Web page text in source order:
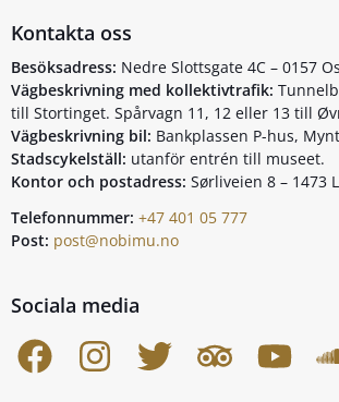
Kontakta oss
Besöksadress: Nedre Slottsgate 4C – 0157
Vägbeskrivning med kollektivtrafik:
till Stortinget. Spårvagn 11, 12 eller 13 till
Vägbeskrivning bil: Bankplassen P-hus,
Stadscykelställ: utanför entrén till museet.
Kontor och postadress: Sørliveien 8 – 1473
Telefonnummer: +47 401 05 777
Post: post@nobimu.no
Sociala media